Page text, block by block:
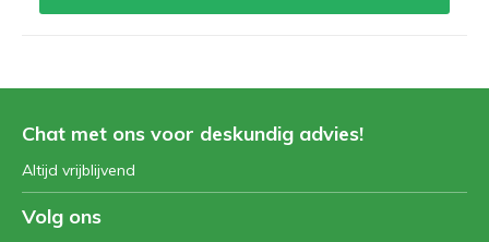
Chat met ons voor deskundig advies!
Altijd vrijblijvend
Volg ons